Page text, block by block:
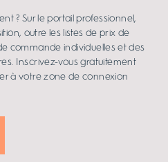
? Sur le portail professionnel,
outre les listes de prix de
commande individuelles et des
Inscrivez-vous gratuitement
à votre zone de connexion